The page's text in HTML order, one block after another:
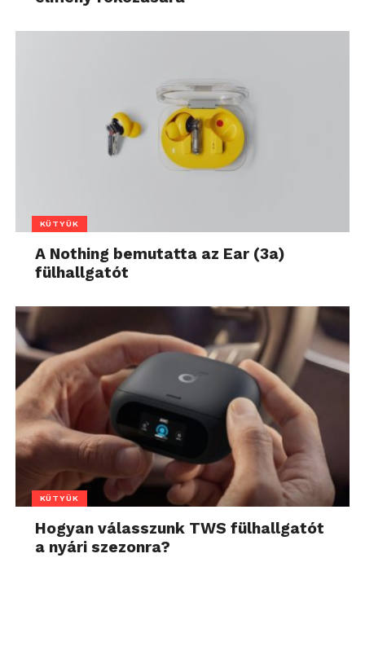
KÜTYÜK
A Nothing bemutatta az Ear (3a)
fülhallgatót
KÜTYÜK
Hogyan válasszunk TWS fülhallgatót
a nyári szezonra?